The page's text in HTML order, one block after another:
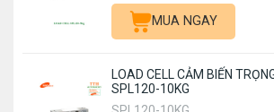
MUA NGAY
LOAD CELL CẢM BIẾN
SPL120-10KG